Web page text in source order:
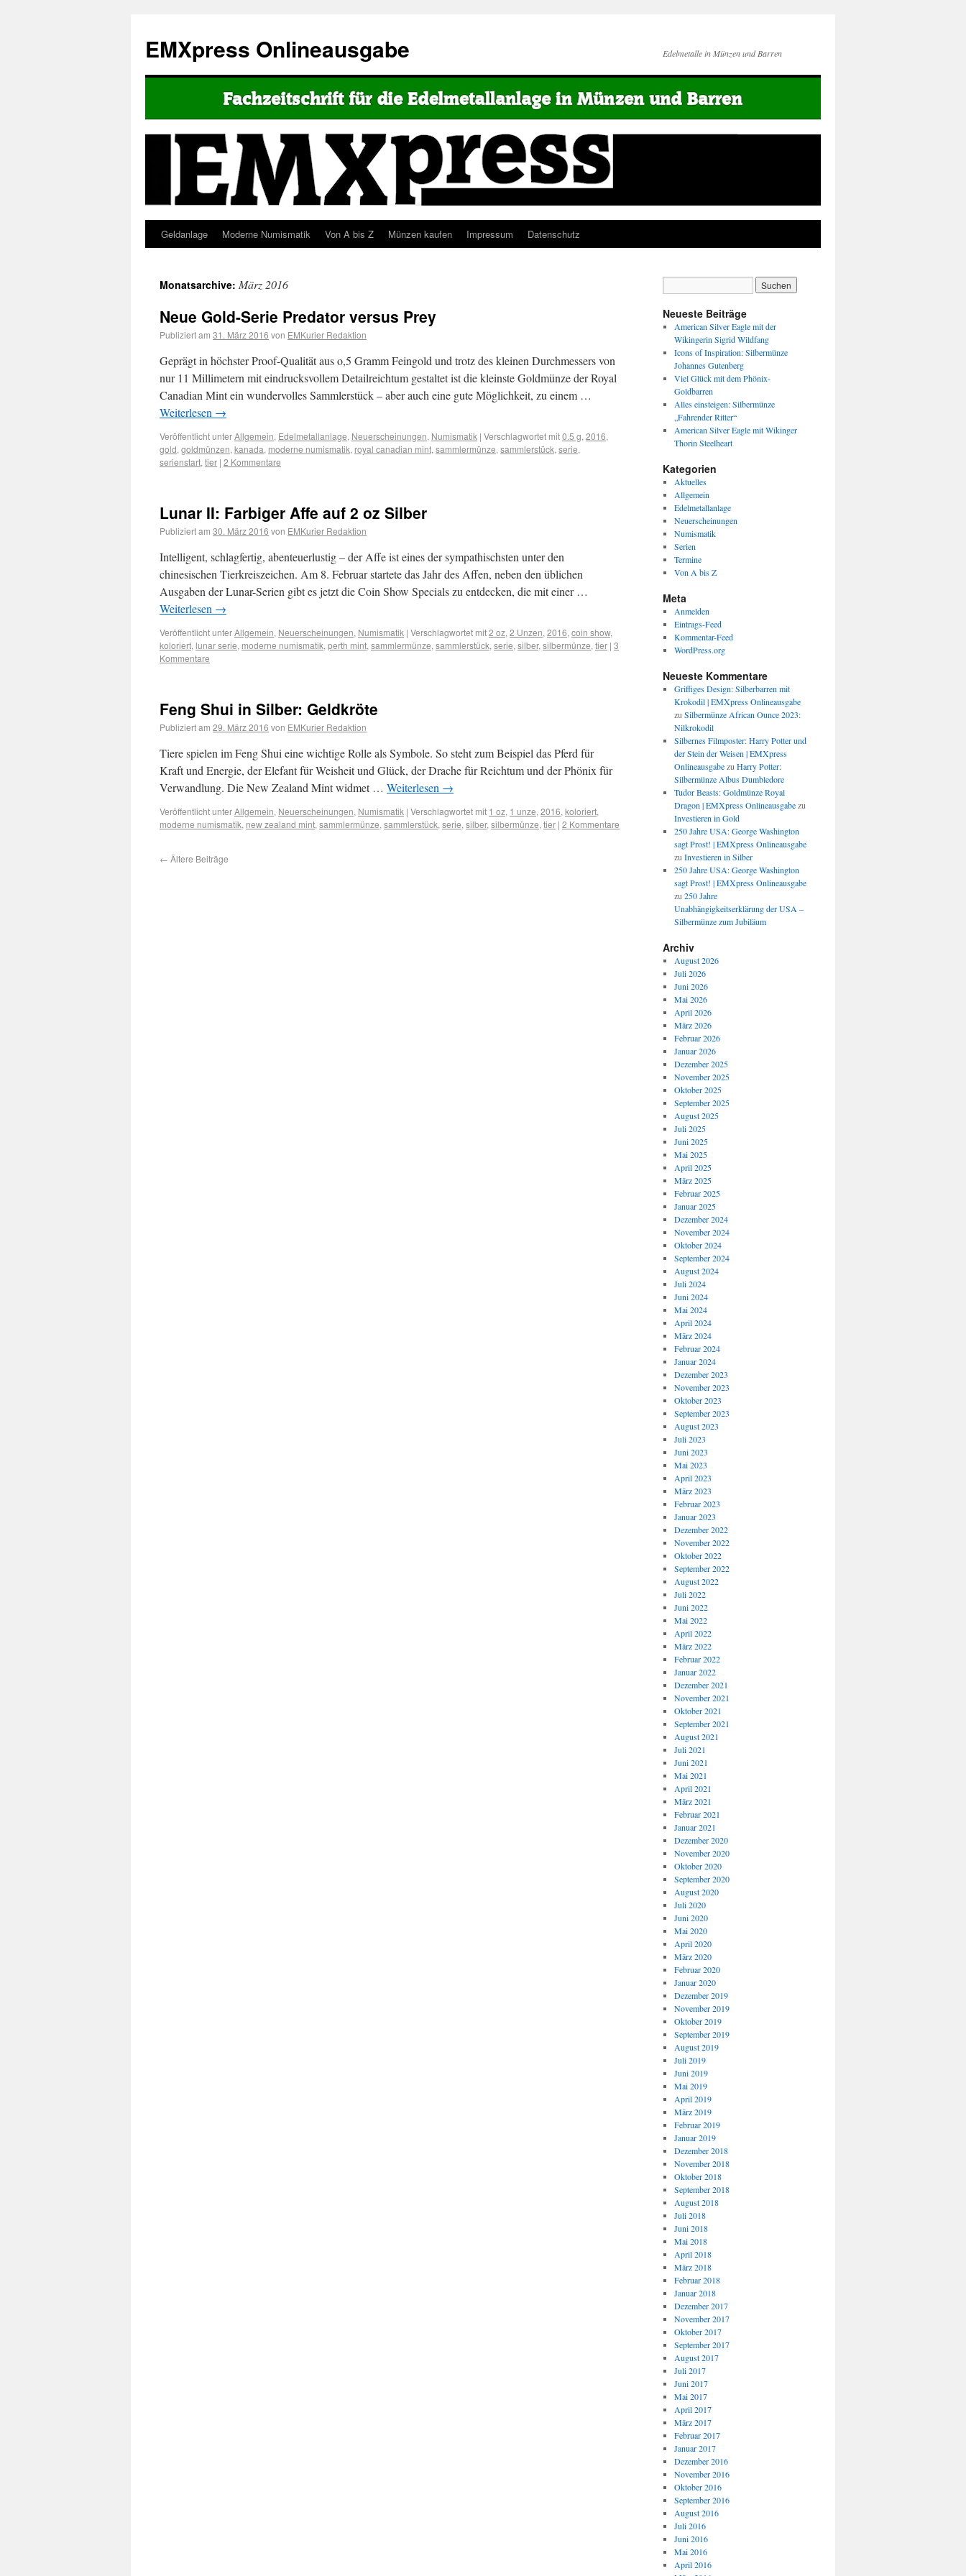
EMXpress Onlineausgabe Edelmetalle in Münzen und Barren
Geldanlage Moderne Numismatik Von A bis Z Münzen kaufen Impressum Datenschutz
Monatsarchive: März 2016
Neue Gold-Serie Predator versus Prey
Publiziert am 31. März 2016 von EMKurier Redaktion
Geprägt in höchster Proof-Qualität aus o,5 Gramm Feingold und trotz des kleinen Durchmessers von
nur 11 Millimetern mit eindrucksvollem Detailreichtum gestaltet ist die kleinste Goldmünze der Royal
Canadian Mint ein wundervolles Sammlerstück – aber auch eine gute Möglichkeit, zu einem …
Weiterlesen →
Veröffentlicht unterAllgemein, Edelmetallanlage, Neuerscheinungen, Numismatik | Verschlagwortet mit0.5 g, 2016,
gold, goldmünzen, kanada, moderne numismatik, royal canadian mint, sammlermünze, sammlerstück, serie,
serienstart, tier | 2 Kommentare
Lunar II: Farbiger Affe auf 2 oz Silber
Publiziert am 30. März 2016 von EMKurier Redaktion
Intelligent, schlagfertig, abenteuerlustig – der Affe ist eines der sympathischsten unter den
chinesischen Tierkreiszeichen. Am 8. Februar startete das Jahr des Affen, neben den üblichen
Ausgaben der Lunar-Serien gibt es jetzt die Coin Show Specials zu entdecken, die mit einer …
Weiterlesen →
Veröffentlicht unterAllgemein, Neuerscheinungen, Numismatik | Verschlagwortet mit2 oz, 2 Unzen, 2016, coin show,
koloriert, lunar serie, moderne numismatik, perth mint, sammlermünze, sammlerstück, serie, silber, silbermünze, tier | 3
Kommentare
Feng Shui in Silber: Geldkröte
Publiziert am 29. März 2016 von EMKurier Redaktion
Tiere spielen im Feng Shui eine wichtige Rolle als Symbole. So steht zum Beispiel das Pferd für
Kraft und Energie, der Elefant für Weisheit und Glück, der Drache für Reichtum und der Phönix für
Verwandlung. Die New Zealand Mint widmet … Weiterlesen →
Veröffentlicht unterAllgemein, Neuerscheinungen, Numismatik | Verschlagwortet mit 1 oz, 1 unze, 2016, koloriert,
moderne numismatik, new zealand mint, sammlermünze, sammlerstück, serie, silber, silbermünze, tier | 2 Kommentare
← Ältere Beiträge
Neueste Beiträge
American Silver Eagle mit der
Wikingerin Sigrid Wildfang
Icons of Inspiration: Silbermünze
Johannes Gutenberg
Viel Glück mit dem Phönix-
Goldbarren
Alles einsteigen: Silbermünze
„Fahrender Ritter“
American Silver Eagle mit Wikinger
Thorin Steelheart
Kategorien
Aktuelles
Allgemein
Edelmetallanlage
Neuerscheinungen
Numismatik
Serien
Termine
Von A bis Z
Meta
Anmelden
Eintrags-Feed
Kommentar-Feed
WordPress.org
Neueste Kommentare
Griffiges Design: Silberbarren mit
Krokodil | EMXpress Onlineausgabe
zu Silbermünze African Ounce 2023:
Nilkrokodil
Silbernes Filmposter: Harry Potter und
der Stein der Weisen | EMXpress
Onlineausgabezu Harry Potter:
Silbermünze Albus Dumbledore
Tudor Beasts: Goldmünze Royal
Dragon | EMXpress Onlineausgabezu
Investieren in Gold
250 Jahre USA: George Washington
sagt Prost! | EMXpress Onlineausgabe
zu Investieren in Silber
250 Jahre USA: George Washington
sagt Prost! | EMXpress Onlineausgabe
zu 250 Jahre
Unabhängigkeitserklärung der USA –
Silbermünze zum Jubiläum
Archiv
August 2026
Juli 2026
Juni 2026
Mai 2026
April 2026
März 2026
Februar 2026
Januar 2026
Dezember 2025
November 2025
Oktober 2025
September 2025
August 2025
Juli 2025
Juni 2025
Mai 2025
April 2025
März 2025
Februar 2025
Januar 2025
Dezember 2024
November 2024
Oktober 2024
September 2024
August 2024
Juli 2024
Juni 2024
Mai 2024
April 2024
März 2024
Februar 2024
Januar 2024
Dezember 2023
November 2023
Oktober 2023
September 2023
August 2023
Juli 2023
Juni 2023
Mai 2023
April 2023
März 2023
Februar 2023
Januar 2023
Dezember 2022
November 2022
Oktober 2022
September 2022
August 2022
Juli 2022
Juni 2022
Mai 2022
April 2022
März 2022
Februar 2022
Januar 2022
Dezember 2021
November 2021
Oktober 2021
September 2021
August 2021
Juli 2021
Juni 2021
Mai 2021
April 2021
März 2021
Februar 2021
Januar 2021
Dezember 2020
November 2020
Oktober 2020
September 2020
August 2020
Juli 2020
Juni 2020
Mai 2020
April 2020
März 2020
Februar 2020
Januar 2020
Dezember 2019
November 2019
Oktober 2019
September 2019
August 2019
Juli 2019
Juni 2019
Mai 2019
April 2019
März 2019
Februar 2019
Januar 2019
Dezember 2018
November 2018
Oktober 2018
September 2018
August 2018
Juli 2018
Juni 2018
Mai 2018
April 2018
März 2018
Februar 2018
Januar 2018
Dezember 2017
November 2017
Oktober 2017
September 2017
August 2017
Juli 2017
Juni 2017
Mai 2017
April 2017
März 2017
Februar 2017
Januar 2017
Dezember 2016
November 2016
Oktober 2016
September 2016
August 2016
Juli 2016
Juni 2016
Mai 2016
April 2016